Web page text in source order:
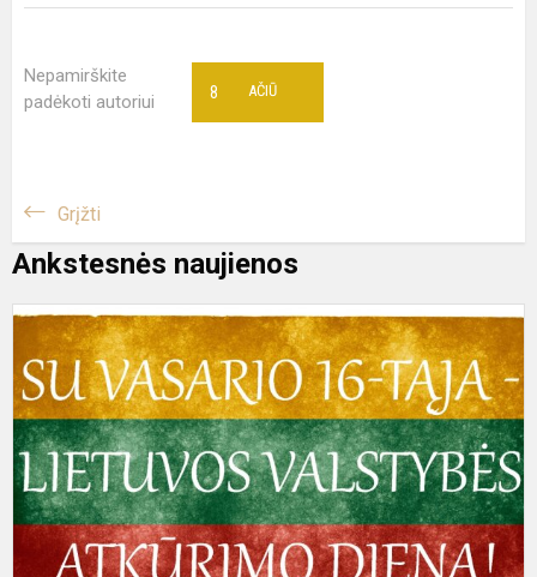
Nepamirškite
padėkoti autoriui
AČIŪ
8
Grįžti
Ankstesnės naujienos